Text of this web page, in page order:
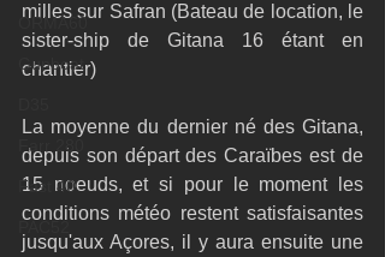
ORMA60
Gunboat
Farr 280
Fast 40
milles sur Safran (Bateau de location, le
sister-ship de Gitana 16 étant en
chantier)
La moyenne du dernier né des Gitana,
depuis son départ des Caraïbes est de
15 noeuds, et si pour le moment les
conditions météo restent satisfaisantes
jusqu'aux Açores, il y aura ensuite une